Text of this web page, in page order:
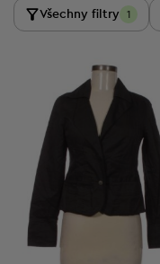
Všechny filtry 1